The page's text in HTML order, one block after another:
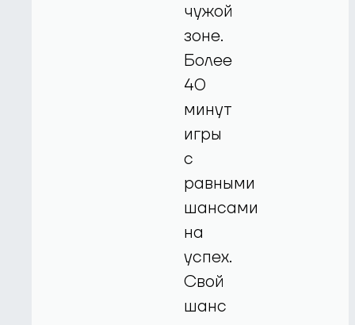
чужой
зоне.
Более
40
минут
игры
с
равными
шансами
на
успех.
Свой
шанс